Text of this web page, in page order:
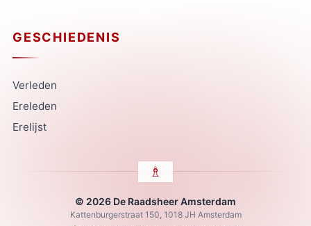
GESCHIEDENIS
Verleden
Ereleden
Erelijst
© 2026 De Raadsheer Amsterdam
Kattenburgerstraat 150, 1018 JH Amsterdam